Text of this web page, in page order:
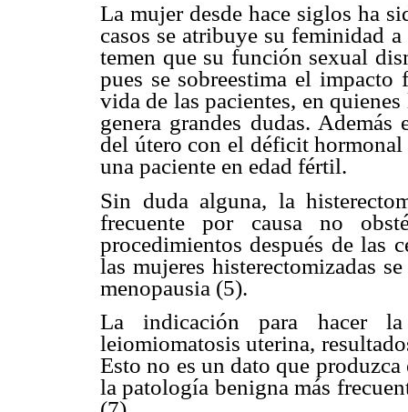
La mujer desde hace siglos ha
casos se atribuye su feminidad
temen que su función sexual
pues se sobreestima el
vida de las pacientes, en
genera grandes dudas.
del útero con el déficit
una paciente en edad fértil.
Sin duda alguna, la
frecuente por causa no
procedimientos después de las
las mujeres histerectomizadas
menopausia (5).
La indicación para hacer
leiomiomatosis uterina,
Esto no es un dato que
la patología benigna más